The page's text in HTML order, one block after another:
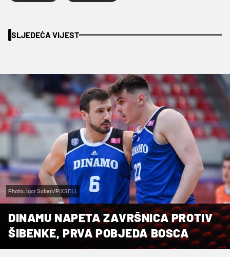
SLJEDEĆA VIJEST
Photo: Igor Soban/PIXSELL
DINAMU NAPETA ZAVRŠNICA PROTIV
ŠIBENKE, PRVA POBJEDA BOSCA